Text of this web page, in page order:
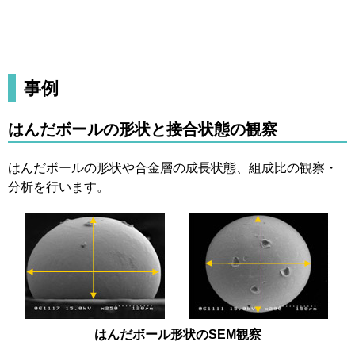
事例
はんだボールの形状と接合状態の観察
はんだボールの形状や合金層の成長状態、組成比の観察・
分析を行います。
はんだボール形状のSEM観察